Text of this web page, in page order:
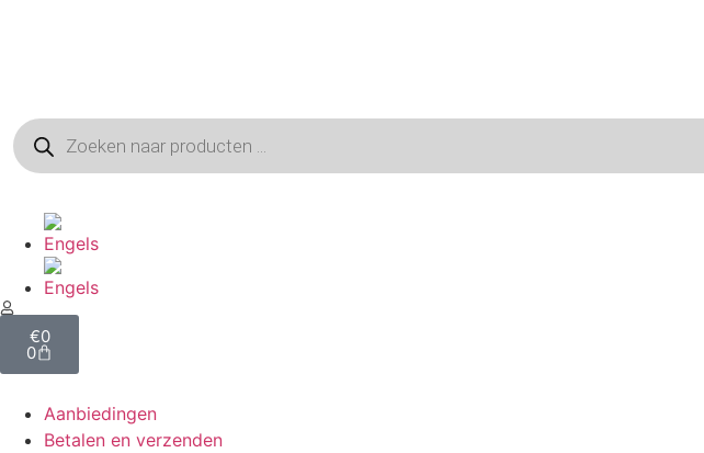
€0
0
Aanbiedingen
Betalen en verzenden